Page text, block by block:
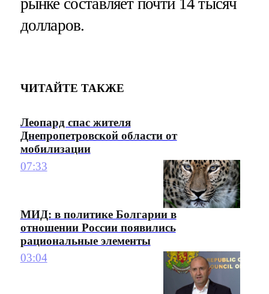
рынке составляет почти 14 тысяч
долларов.
ЧИТАЙТЕ ТАКЖЕ
Леопард спас жителя
Днепропетровской области от
мобилизации
07:33
МИД: в политике Болгарии в
отношении России появились
рациональные элементы
03:04